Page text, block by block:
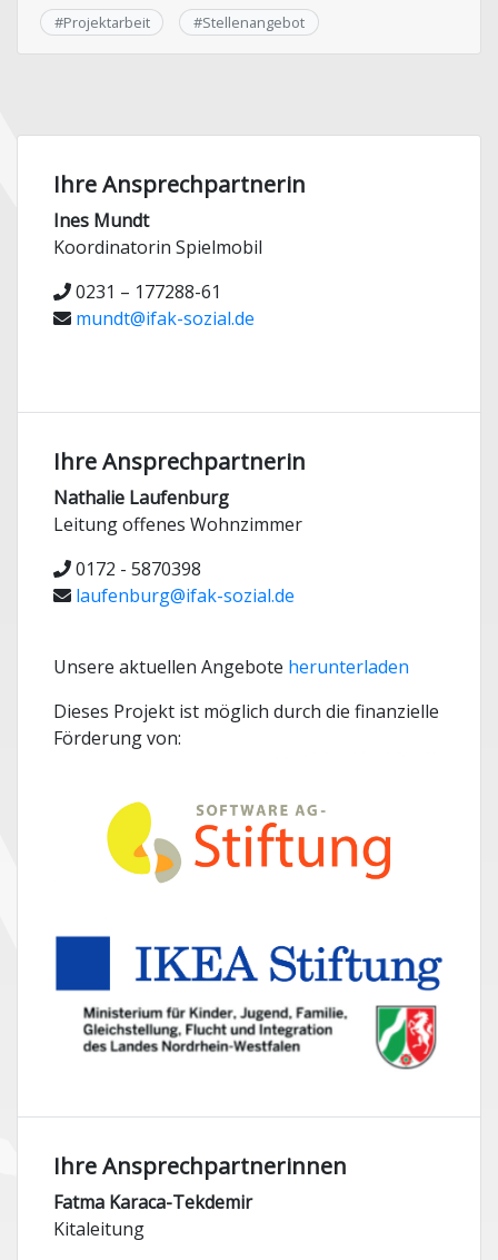
#Projektarbeit #Stellenangebot
Ihre Ansprechpartnerin
Ines Mundt
Koordinatorin Spielmobil
0231 – 177288-61
mundt@ifak-sozial.de
Ihre Ansprechpartnerin
Nathalie Laufenburg
Leitung offenes Wohnzimmer
0172 - 5870398
laufenburg@ifak-sozial.de
Unsere aktuellen Angebote herunterladen
Dieses Projekt ist möglich durch die finanzielle
Förderung von:
Ihre Ansprechpartnerinnen
Fatma Karaca-Tekdemir
Kitaleitung